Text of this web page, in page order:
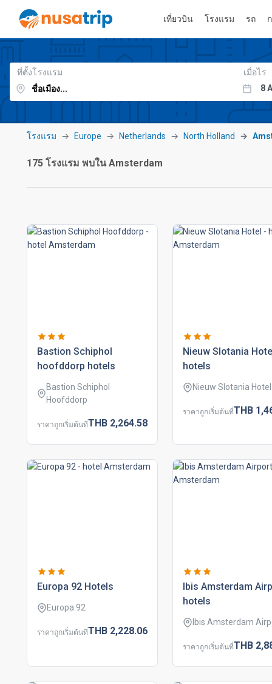
เที่ยวบิน โรงแรม รถ
ที่ตั้งโรงแรม เมื่อไร
โรงแรม Europe Netherlands North Holland
175 โรงแรม พบใน Amsterdam
bastion schiphol
hoofddorp hotels
Bastion Schiphol
Hoofddorp
ราคาถูกเริ่มต้นที่THB 2,264.58
nieuw slotania
hotels
Nieuw Slotania Hotel
ราคาถูกเริ่มต้นที่THB
europa 92 hotels
Europa 92
ราคาถูกเริ่มต้นที่THB 2,228.06
ibis amsterdam
hotels
Ibis Amsterdam
ราคาถูกเริ่มต้นที่THB